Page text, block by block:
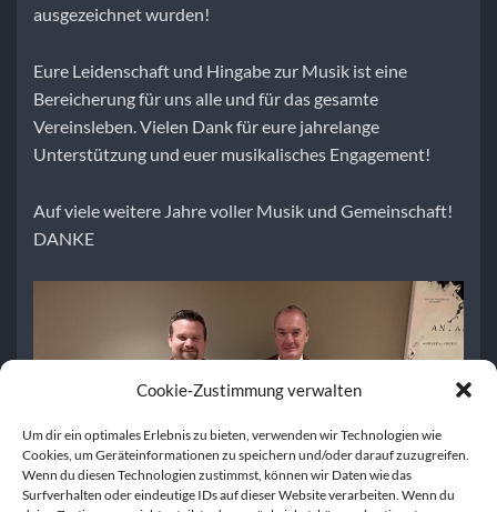
Cookie-Zustimmung verwalten
Um dir ein optimales Erlebnis zu bieten, verwenden wir Technologien wie
Cookies, um Geräteinformationen zu speichern und/oder darauf zuzugreifen.
Wenn du diesen Technologien zustimmst, können wir Daten wie das
Surfverhalten oder eindeutige IDs auf dieser Website verarbeiten. Wenn du
ausgezeichnet wurden!
Eure Leidenschaft und Hingabe zur Musik ist eine
Bereicherung für uns alle und für das gesamte
Vereinsleben. Vielen Dank für eure jahrelange
Unterstützung und euer musikalisches Engagement!
Auf viele weitere Jahre voller Musik und Gemeinschaft!
DANKE